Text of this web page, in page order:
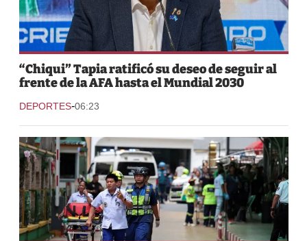
“Chiqui” Tapia ratificó su deseo de seguir al
frente de la AFA hasta el Mundial 2030
DEPORTES-06:23